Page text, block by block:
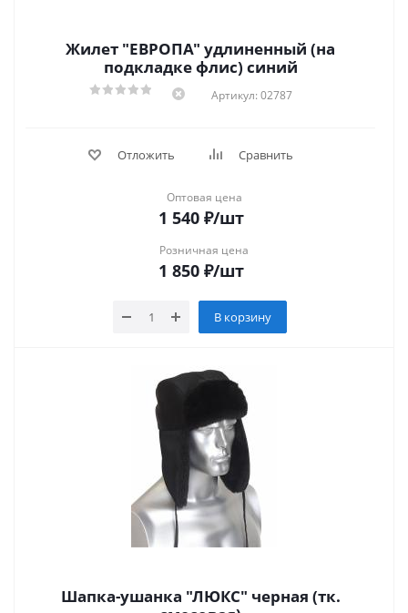
Жилет "ЕВРОПА" удлиненный (на
подкладке флис) синий
Артикул: 02787
Отложить Сравнить
Оптовая цена
1 540₽/шт
Розничная цена
1 850₽/шт
В корзину
Шапка-ушанка "ЛЮКС" черная (тк.